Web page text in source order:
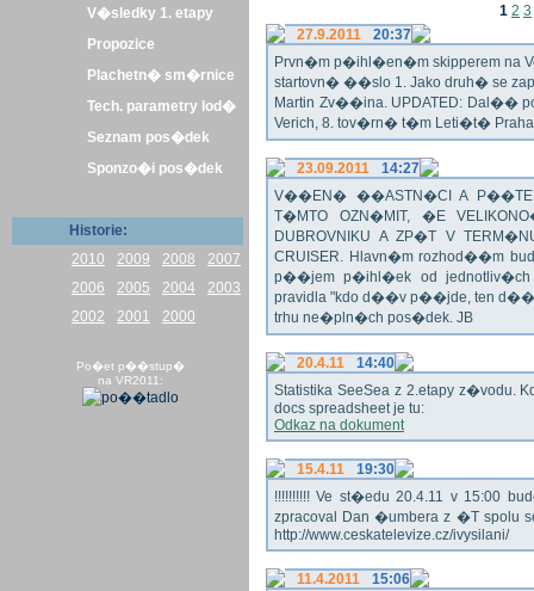
V�sledky 1. etapy
Propozice
Plachetn� sm�rnice
Tech. parametry lod�
Seznam pos�dek
Sponzo�i pos�dek
Historie:
2010
2009 2008
2007
2006
2005 2004
2003
2002
2001 2000
Po�et p��stup�
na VR2011:
1 2 3
27.9.2011
20:37
Prvn�m p�ihl�en�m skipperem na
startovn� ��slo 1. Jako druh� se
Martin Zv��ina. UPDATED: Dal��
Verich, 8. tov�rn� t�m Leti�t� Praha
23.09.2011
14:27
V��EN� ��ASTN�CI A
T�MTO OZN�MIT, �E
DUBROVNIKU A ZP�T V
CRUISER. Hlavn�m rozhod��m
p��jem p�ihl�ek od
pravidla "kdo d��v p��jde, ten
trhu ne�pln�ch pos�dek. JB
20.4.11
14:40
Statistika SeeSea z 2.etapy z�vodu.
docs spreadsheet je tu:
Odkaz na dokument
15.4.11
19:30
!!!!!!!!!! Ve st�edu 20.4.11 v 15:00
zpracoval Dan �umbera z �T spolu
http://www.ceskatelevize.cz/ivysilani/
11.4.2011
15:06